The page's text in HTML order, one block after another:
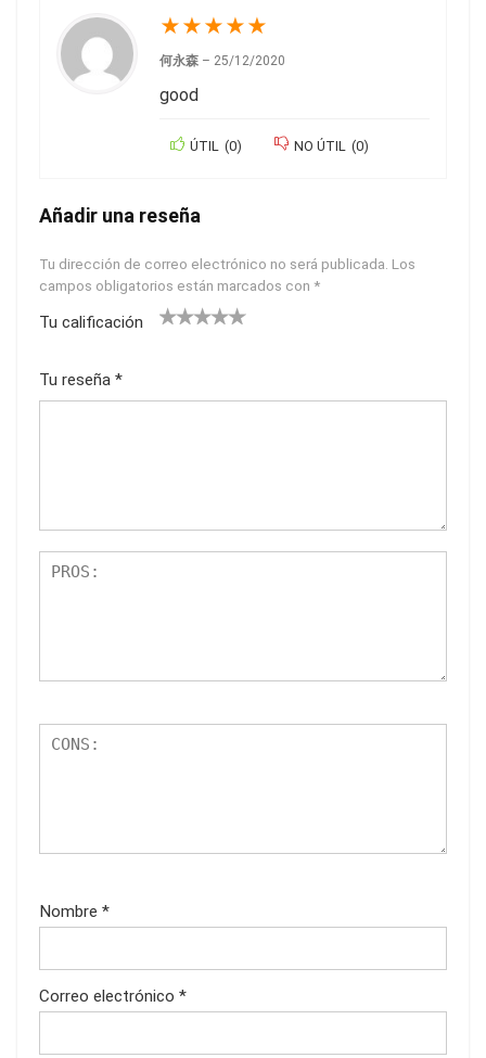
★★★★★
何永森 – 25/12/2020
good
ÚTIL (0) NO ÚTIL (0)
Añadir una reseña
Tu dirección de correo electrónico no será publicada. Los
campos obligatorios están marcados con *
Tu calificación
Tu reseña *
Nombre *
Correo electrónico *